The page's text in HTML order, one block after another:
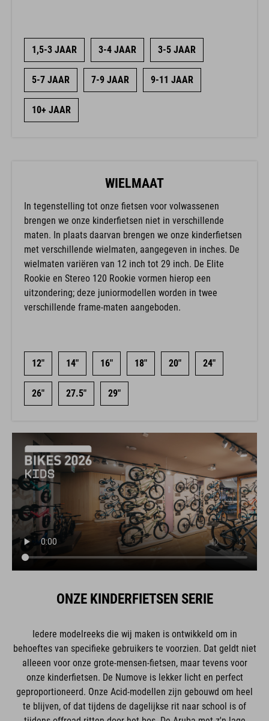
1,5-3 JAAR 3-4 JAAR 3-5 JAAR
5-7 JAAR 7-9 JAAR 9-11 JAAR
10+ JAAR
WIELMAAT
In tegenstelling tot onze fietsen voor volwassenen
brengen we onze kinderfietsen niet in verschillende
maten. In plaats daarvan brengen we onze kinderfietsen
met verschillende wielmaten, aangegeven in inches. De
wielmaten variëren van 12 inch tot 29 inch. De Elite
Rookie en Stereo 120 Rookie vormen hierop een
uitzondering; deze juniormodellen worden in twee
verschillende frame-maten aangeboden.
12" 14" 16" 18" 20" 24"
26" 27.5" 29"
ONZE KINDERFIETSEN SERIE
Iedere modelreeks die wij maken is ontwikkeld om in
behoeftes van specifieke gebruikers te voorzien. Dat geldt niet
alleeen voor onze grote-mensen-fietsen, maar tevens voor
onze kinderfietsen. De Numove is lekker licht en perfect
geproportioneerd. Onze Acid-modellen zijn gebouwd om heel
te blijven, of dat tijdens de dagelijkse rit naar school is of